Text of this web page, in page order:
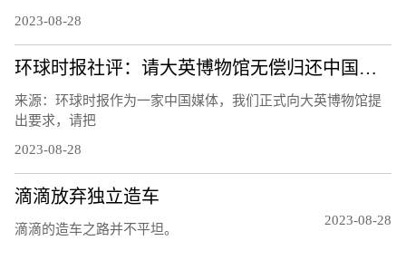
2023-08-28
环球时报社评：请大英博物馆无偿归还中国文物
来源：环球时报作为一家中国媒体，我们正式向大英博物馆提
出要求，请把
2023-08-28
滴滴放弃独立造车
滴滴的造车之路并不平坦。
2023-08-28